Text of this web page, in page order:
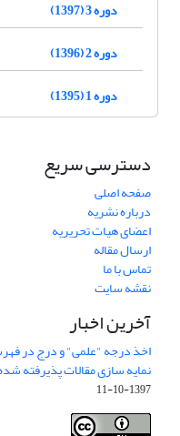
دوره 3 (1397)
دوره 2 (1396)
دوره 1 (1395)
دسترسی سریع
صفحه اصلی
درباره نشریه
اعضای هیات تحریریه
ارسال مقاله
تماس با ما
نقشه سایت
آخرین اخبار
اخذ درجه "علمی" و درج در
نمایه سازی مقالات پذیرفته
1397-10-11